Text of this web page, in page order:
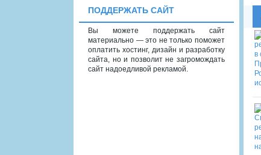
ПОДДЕРЖАТЬ САЙТ
Вы можете поддержать сайт
материально — это не только поможет
оплатить хостинг, дизайн и разработку
сайта, но и позволит не загромождать
сайт надоедливой рекламой.